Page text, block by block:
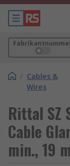
/ Cables &
Wires
Rittal SZ
Cable
min., 19